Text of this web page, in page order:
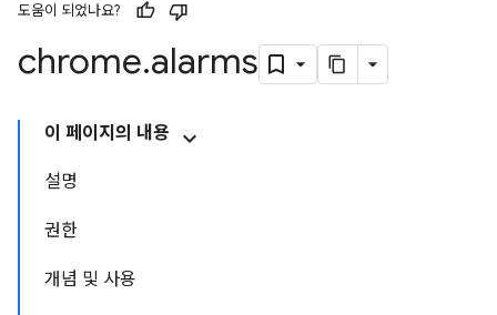
도움이 되었나요?
chrome.alarms
이 페이지의 내용
설명
권한
개념 및 사용